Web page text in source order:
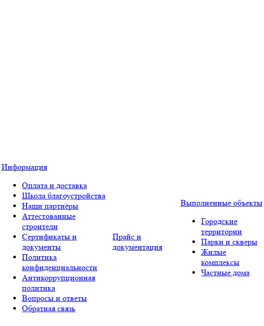
Информация
Оплата и доставка
Школа благоустройства
Наши партнёры
Аттестованные
строители
Сертификаты и
документы
Политика
конфиденциальности
Антикоррупционная
политика
Вопросы и ответы
Обратная связь
Прайс и
документация
Выполненные объекты
Городские
территории
Парки и скверы
Жилые
комплексы
Частные дома